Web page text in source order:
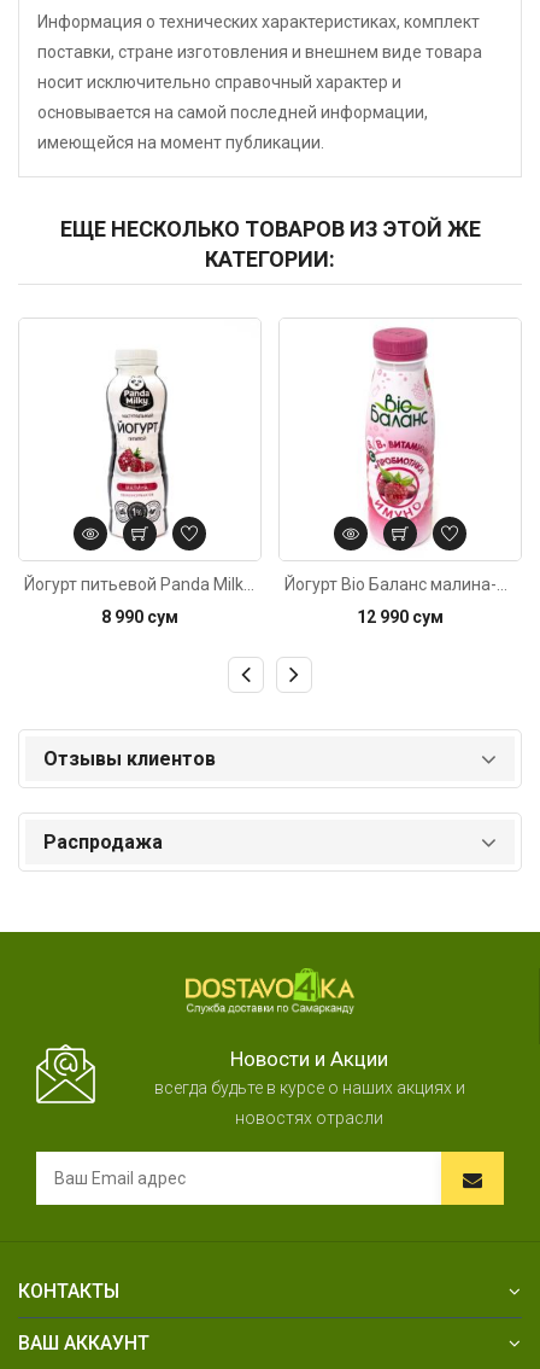
Информация о технических характеристиках, комплект
поставки, стране изготовления и внешнем виде товара
носит исключительно справочный характер и
основывается на самой последней информации,
имеющейся на момент публикации.
ЕЩЕ НЕСКОЛЬКО ТОВАРОВ ИЗ ЭТОЙ ЖЕ
КАТЕГОРИИ:
8 990 сум
12 990 сум
Отзывы клиентов
Распродажа
Новости и Акции
всегда будьте в курсе о наших акциях и
новостях отрасли
КОНТАКТЫ
ВАШ АККАУНТ